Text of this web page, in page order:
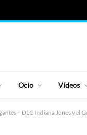
Ocio Vídeos
– DLC Indiana Jones y el